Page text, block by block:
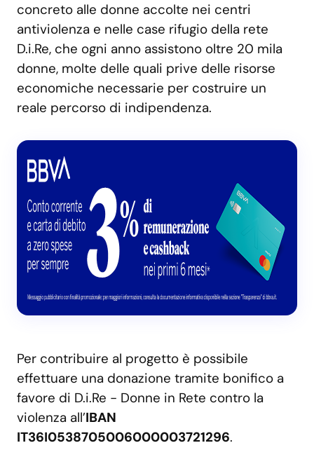
concreto alle donne accolte nei centri
antiviolenza e nelle case rifugio della rete
D.i.Re, che ogni anno assistono oltre 20 mila
donne, molte delle quali prive delle risorse
economiche necessarie per costruire un
reale percorso di indipendenza.
Per contribuire al progetto è possibile
effettuare una donazione tramite bonifico a
favore di D.i.Re - Donne in Rete contro la
violenza all’IBAN
IT36I0538705006000003721296.